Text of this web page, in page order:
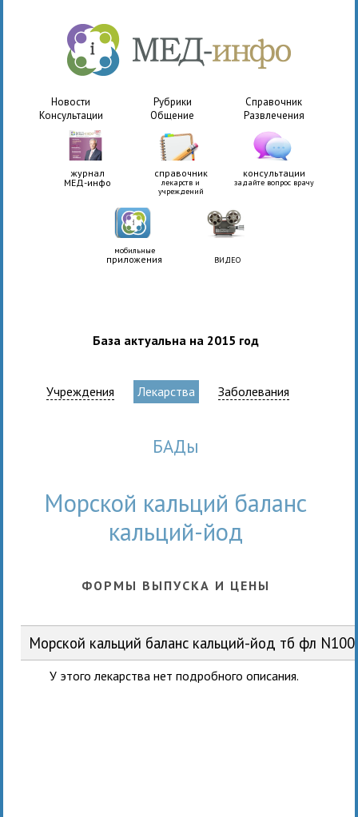
Новости Рубрики
Справочник
Консультации
Общение Развлечения
журнал
МЕД-инфо
справочник
лекарств и
учреждений
консультации
задайте вопрос врачу
мобильные
приложения ВИДЕО
База актуальна на 2015 год
Учреждения Лекарства Заболевания
БАДы
Морской кальций баланс
кальций-йод
ФОРМЫ ВЫПУСКА И ЦЕНЫ
Морской кальций баланс кальций-йод тб фл
У этого лекарства нет подробного описания.